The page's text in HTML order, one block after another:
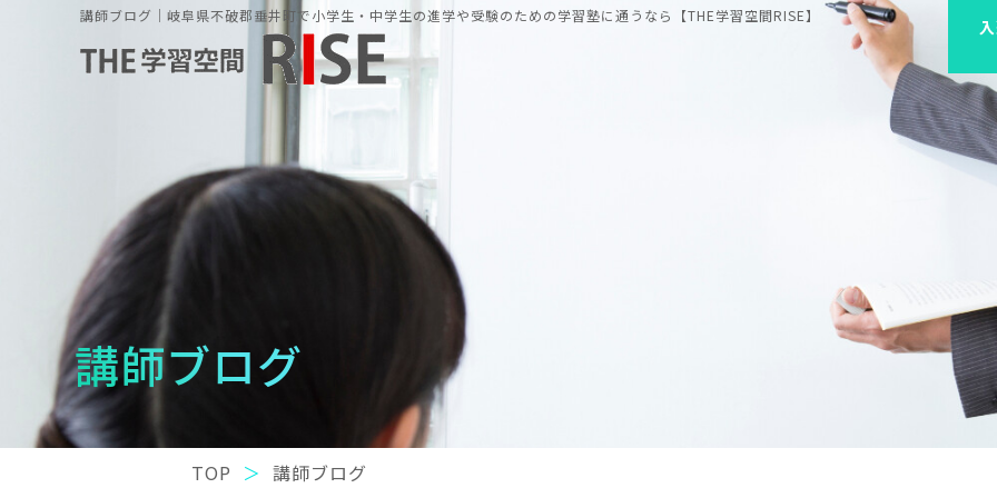
講師ブログ｜岐阜県不破郡垂井町で小学生・中学生の進学や受験のための学習塾に通うなら【THE学習空間RISE】
講師ブログ
TOP 講師ブログ